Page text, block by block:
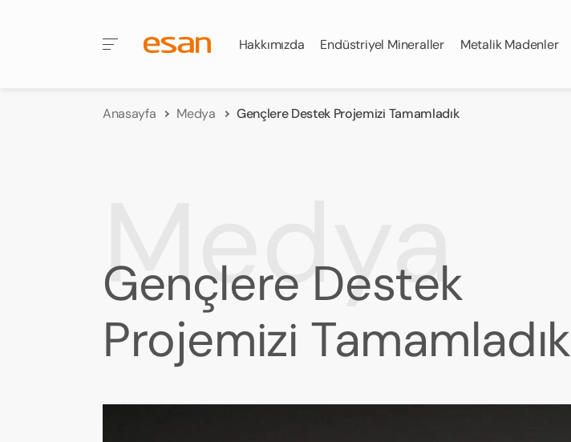
Hakkımızda Endüstriyel Mineraller Metalik Madenler
Anasayfa Medya Gençlere Destek Projemizi Tamamladık
Medya
Gençlere Destek
Projemizi Tamamladık